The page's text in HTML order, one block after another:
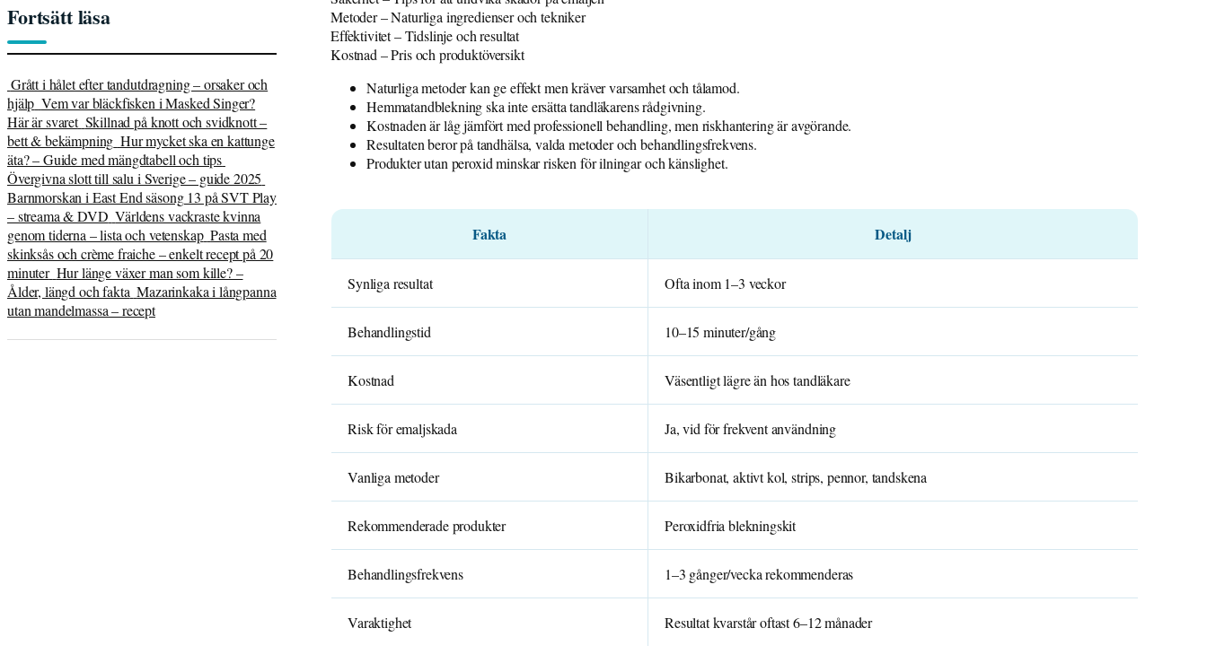
Metoder – Naturliga ingredienser och tekniker
Effektivitet – Tidslinje och resultat
Kostnad – Pris och produktöversikt
Naturliga metoder kan ge effekt men kräver varsamhet och tålamod.
Hemmatandblekning ska inte ersätta tandläkarens rådgivning.
Kostnaden är låg jämfört med professionell behandling, men riskhantering är avgörande.
Resultaten beror på tandhälsa, valda metoder och behandlingsfrekvens.
Produkter utan peroxid minskar risken för ilningar och känslighet.
Fakta Detalj
Synliga resultat Ofta inom 1–3 veckor
Behandlingstid 10–15 minuter/gång
Kostnad Väsentligt lägre än hos tandläkare
Risk för emaljskada Ja, vid för frekvent användning
Vanliga metoder Bikarbonat, aktivt kol, strips, pennor, tandskena
Rekommenderade produkter Peroxidfria blekningskit
Behandlingsfrekvens 1–3 gånger/vecka rekommenderas
Varaktighet Resultat kvarstår oftast 6–12 månader
Fortsätt läsa
Grått i hålet efter tandutdragning – orsaker och
hjälp Vem var bläckfisken i Masked Singer?
Här är svaret Skillnad på knott och svidknott –
bett & bekämpning Hur mycket ska en kattunge
äta? – Guide med mängdtabell och tips
Övergivna slott till salu i Sverige – guide 2025
Barnmorskan i East End säsong 13 på SVT Play
– streama & DVD Världens vackraste kvinna
genom tiderna – lista och vetenskap Pasta med
skinksås och crème fraiche – enkelt recept på 20
minuter Hur länge växer man som kille? –
Ålder, längd och fakta Mazarinkaka i långpanna
utan mandelmassa – recept